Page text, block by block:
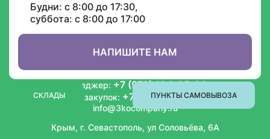
Будни: с 8:00 до 17:30,
суббота: с 8:00 до 17:00
НАПИШИТЕ НАМ
СКЛАДЫ ПУНКТЫ САМОВЫВОЗА
ИНФОРМАЦИЯ
СОТРУДНИЧЕСТВО
Менеджер: +7 (978) 104-05-02
Отдел закупок: +7 (978) 804-72-01
info@3kocompany.ru
Крым, г. Севастополь, ул Соловьёва, 6А